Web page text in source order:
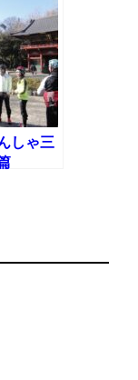
しゃ三